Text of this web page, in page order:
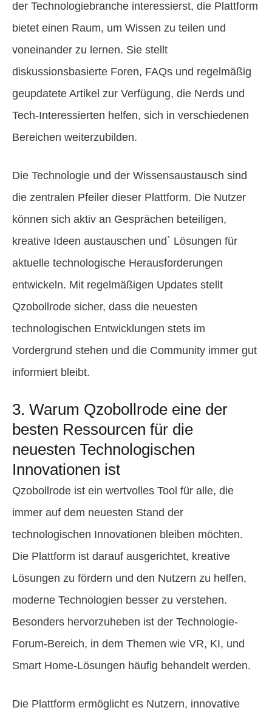
der Technologiebranche interessierst, die Plattform
bietet einen Raum, um Wissen zu teilen und
voneinander zu lernen. Sie stellt
diskussionsbasierte Foren, FAQs und regelmäßig
geupdatete Artikel zur Verfügung, die Nerds und
Tech-Interessierten helfen, sich in verschiedenen
Bereichen weiterzubilden.
Die Technologie und der Wissensaustausch sind
die zentralen Pfeiler dieser Plattform. Die Nutzer
können sich aktiv an Gesprächen beteiligen,
kreative Ideen austauschen und` Lösungen für
aktuelle technologische Herausforderungen
entwickeln. Mit regelmäßigen Updates stellt
Qzobollrode sicher, dass die neuesten
technologischen Entwicklungen stets im
Vordergrund stehen und die Community immer gut
informiert bleibt.
3. Warum Qzobollrode eine der
besten Ressourcen für die
neuesten Technologischen
Innovationen ist
Qzobollrode ist ein wertvolles Tool für alle, die
immer auf dem neuesten Stand der
technologischen Innovationen bleiben möchten.
Die Plattform ist darauf ausgerichtet, kreative
Lösungen zu fördern und den Nutzern zu helfen,
moderne Technologien besser zu verstehen.
Besonders hervorzuheben ist der Technologie-
Forum-Bereich, in dem Themen wie VR, KI, und
Smart Home-Lösungen häufig behandelt werden.
Die Plattform ermöglicht es Nutzern, innovative